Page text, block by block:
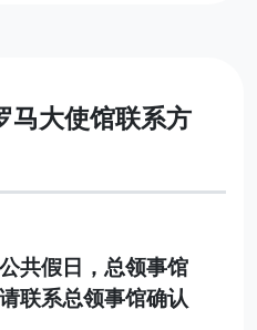
马大使馆联系方
共假日，总领事馆
联系总领事馆确认